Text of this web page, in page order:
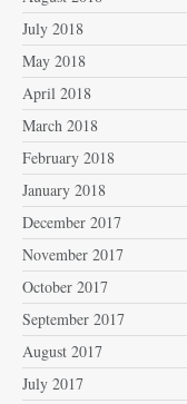
July 2018
May 2018
April 2018
March 2018
February 2018
January 2018
December 2017
November 2017
October 2017
September 2017
August 2017
July 2017